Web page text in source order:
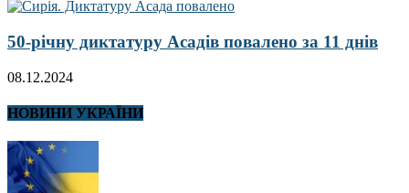
50-річну диктатуру Асадів повалено за 11 днів
08.12.2024
НОВИНИ УКРАЇНИ